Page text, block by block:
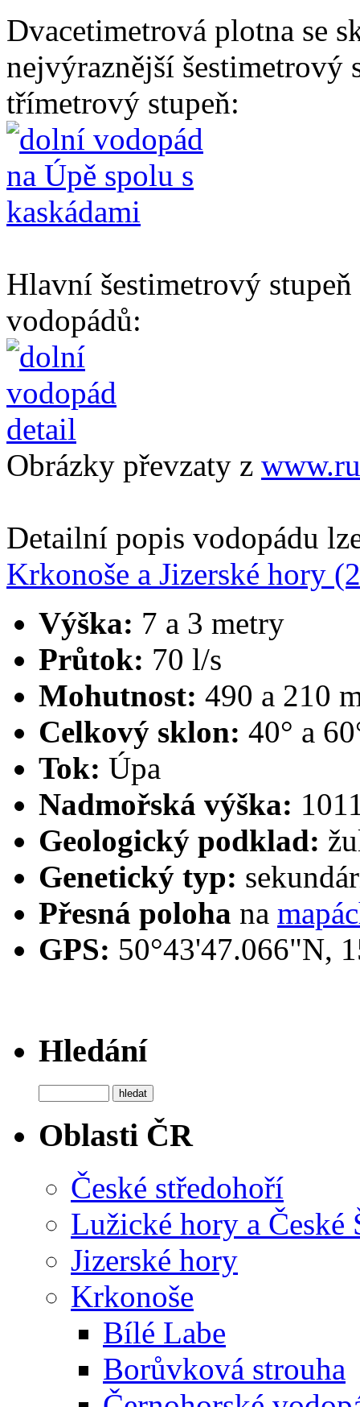
Dvacetimetrová plotna se
nejvýraznější šestimetrový
třímetrový stupeň:
Hlavní šestimetrový
vodopádů:
Obrázky převzaty z
Detailní popis vodopádu
Krkonoše a Jizerské hory
Výška: 7 a 3 metry
Průtok: 70 l/s
Mohutnost: 490 a 210
Celkový sklon: 40° a
Tok: Úpa
Nadmořská výška:
Geologický podklad:
Genetický typ:
Přesná poloha na
GPS: 50°43'47.066"N,
Hledání
Oblasti ČR
České středohoří
Lužické hory a České
Jizerské hory
Krkonoše
Bílé Labe
Borůvková strouha